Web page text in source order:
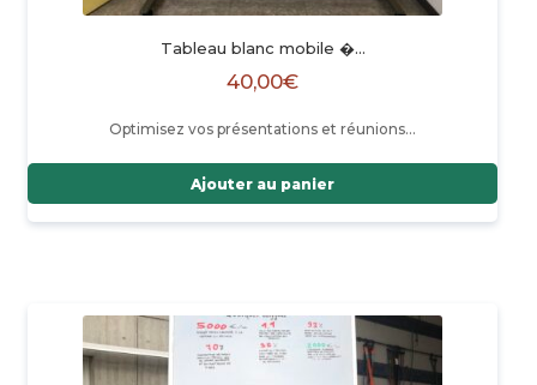
Tableau blanc mobile �…
40,00€
Optimisez vos présentations et réunions…
Ajouter au panier